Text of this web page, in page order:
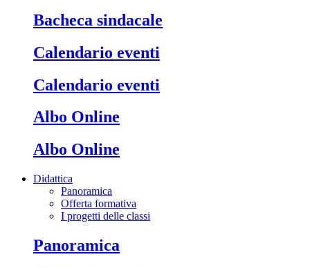
Bacheca sindacale
Calendario eventi
Calendario eventi
Albo Online
Albo Online
Didattica
Panoramica
Offerta formativa
I progetti delle classi
Panoramica